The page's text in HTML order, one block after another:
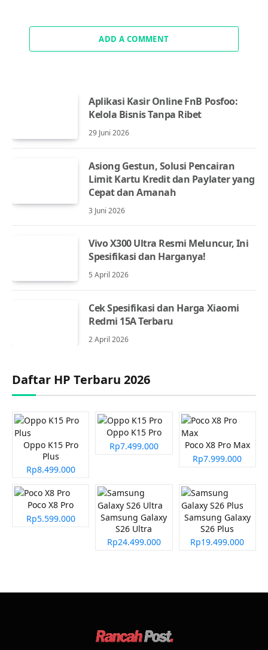
ADD A COMMENT
Aplikasi Kasir Online FnB Posfoo:
Kelola Bisnis Tanpa Ribet
29 Juni 2026
Asiong Gestun, Solusi Pencairan
Limit Kartu Kredit dan Paylater yang
Cepat dan Amanah
3 Juni 2026
Vivo X300 Ultra Resmi Meluncur, Ini
Spesifikasi dan Harganya!
5 April 2026
Cek Spesifikasi dan Harga Xiaomi
Redmi 15A Terbaru
2 April 2026
Daftar HP Terbaru 2026
Oppo K15 Pro
Plus
Rp8.499.000
Oppo K15 Pro
Rp7.499.000
Poco X8 Pro Max
Rp7.999.000
Poco X8 Pro
Rp5.599.000
Samsung Galaxy
S26 Ultra
Rp24.499.000
Samsung Galaxy
S26 Plus
Rp19.499.000